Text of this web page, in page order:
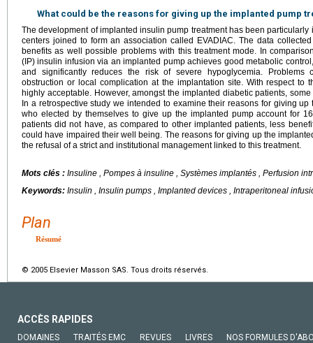
What could be the reasons for giving up the implanted pump
The development of implanted insulin pump treatment has been
centers joined to form an association called EVADIAC. The data
benefits as well possible problems with this treatment mode. In
(IP) insulin infusion via an implanted pump achieves good metabolic
and significantly reduces the risk of severe hypoglycemia. Problems
obstruction or local complication at the implantation site. With respect to
highly acceptable. However, amongst the implanted diabetic patients,
In a retrospective study we intended to examine their reasons for giving
who elected by themselves to give up the implanted pump account for
patients did not have, as compared to other implanted patients, less
could have impaired their well being. The reasons for giving up the
the refusal of a strict and institutional management linked to this treatment.
Mots clés : Insuline , Pompes à insuline , Systèmes implantés , Perfusion
Keywords: Insulin , Insulin pumps , Implanted devices , Intraperitoneal
Plan
Résumé
© 2005 Elsevier Masson SAS. Tous droits réservés.
ACCÈS RAPIDES
DOMAINES TRAITÉS EMC REVUES LIVRES NOS FORMULES